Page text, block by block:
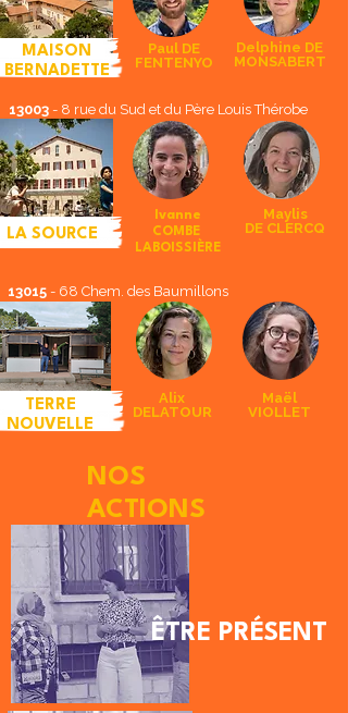
MAISON
BERNADETTE
LA SOURCE
Paul DE
FENTENYO
Delphine DE
MONSABERT
Ivanne
COMBE
LABOISSIÈRE
Maylis
DE CLERCQ
13003 - 8 rue du Sud et du Père Louis Thérobe
13015 - 68 Chem. des Baumillons
TERRE
NOUVELLE
Alix
DELATOUR
Maël
VIOLLET
NOS
ACTIONS
​ÊTRE PRÉSENT